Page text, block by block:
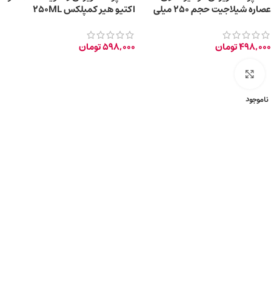
عصاره شیلاجیت حجم ۲۵۰ میلی
498,000تومان
اکتیو هیر کمپلکس 250ML
598,000تومان
ناموجود